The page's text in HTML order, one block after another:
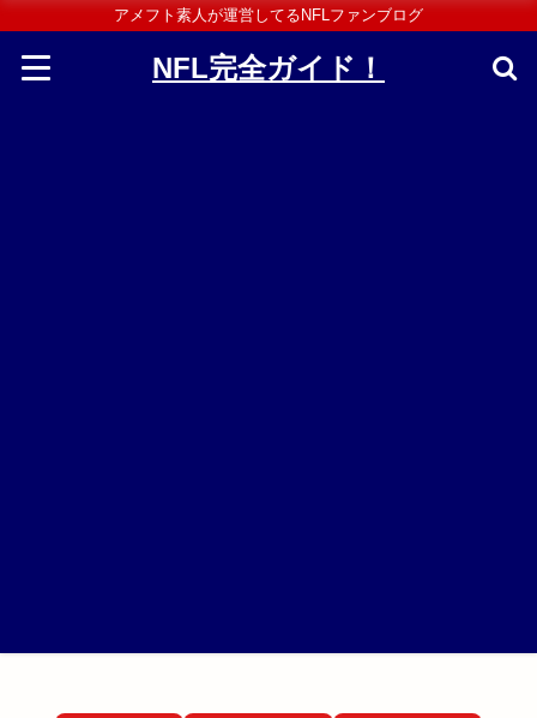
アメフト素人が運営してるNFLファンブログ
NFL完全ガイド！